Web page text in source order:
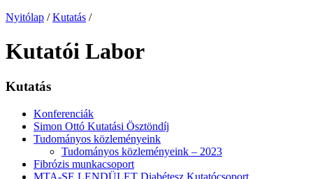
Nyitólap / Kutatás /
Kutatói Labor
Kutatás
Konferenciák
Simon Ottó Kutatási Ösztöndíj
Tudományos közleményeink
Tudományos közleményeink – 2023
Fibrózis munkacsoport